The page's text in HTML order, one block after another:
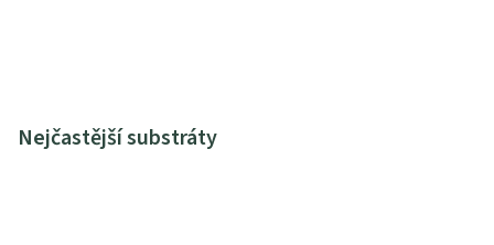
Nejčastější substráty